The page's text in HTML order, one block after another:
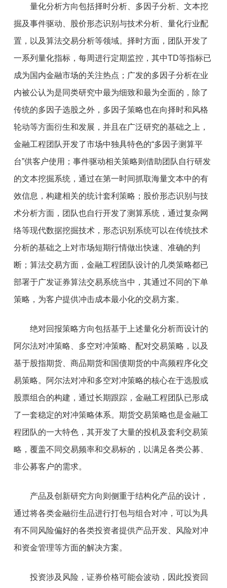
量化分析方向包括择时分析、多因子分析、文本挖
掘及事件驱动、股价形态识别与技术分析、量化行业配
置，以及算法交易分析等领域。择时方面，团队开发了
一系列量化指标，每周进行定期监控，其中TD等指标已
成为国内金融市场的关注热点；广发的多因子分析在业
内被公认为是同类研究中最为细致和最为全面的，除了
传统的多因子选股之外，多因子策略也在向择时和风格
轮动等方面衍生和发展，并且在广泛研究的基础之上，
金融工程团队开发了市场中独具特色的“多因子测算平
台”供客户使用；事件驱动相关策略则借助团队自行研发
的文本挖掘系统，通过在第一时间抓取海量文本中的有
效信息，构建相关的统计套利策略；股价形态识别与技
术分析方面，团队也自行开发了测算系统，通过复杂网
络等现代数据挖掘技术，形态识别系统可以在传统技术
分析的基础之上对市场短期行情做出快速、准确的判
断；算法交易方面，金融工程团队设计的几类策略都已
部署于广发证券算法交易系统当中，其通过不同的下单
策略，为客户提供冲击成本最小化的交易方案。
绝对回报策略方向包括基于上述量化分析而设计的
阿尔法对冲策略、多空对冲策略、配对交易策略，以及
基于股指期货、商品期货和国债期货的中高频程序化交
易策略。阿尔法对冲和多空对冲策略的核心在于选股或
股票组合的构建，通过长期跟踪，金融工程团队已形成
了一套稳定的对冲策略体系。期货交易策略也是金融工
程团队的一大特色，其开发了大量的投机及套利交易策
略，覆盖不同交易频率和交易标的，以满足各类公募、
非公募客户的需求。
产品及创新研究方向则侧重于结构化产品的设计，
通过将各类金融衍生品进行打包与组合对冲，可以为具
有不同风险偏好的各类投资者提供产品开发、风险对冲
和资金管理等方面的解决方案。
投资涉及风险，证券价格可能会波动，因此投资回